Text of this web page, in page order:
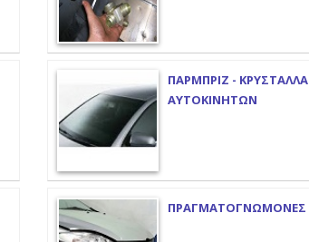
ΠΑΡΜΠΡΙΖ - ΚΡΥΣΤΑΛΛΑ
ΑΥΤΟΚΙΝΗΤΩΝ
ΠΡΑΓΜΑΤΟΓΝΩΜΟΝΕΣ